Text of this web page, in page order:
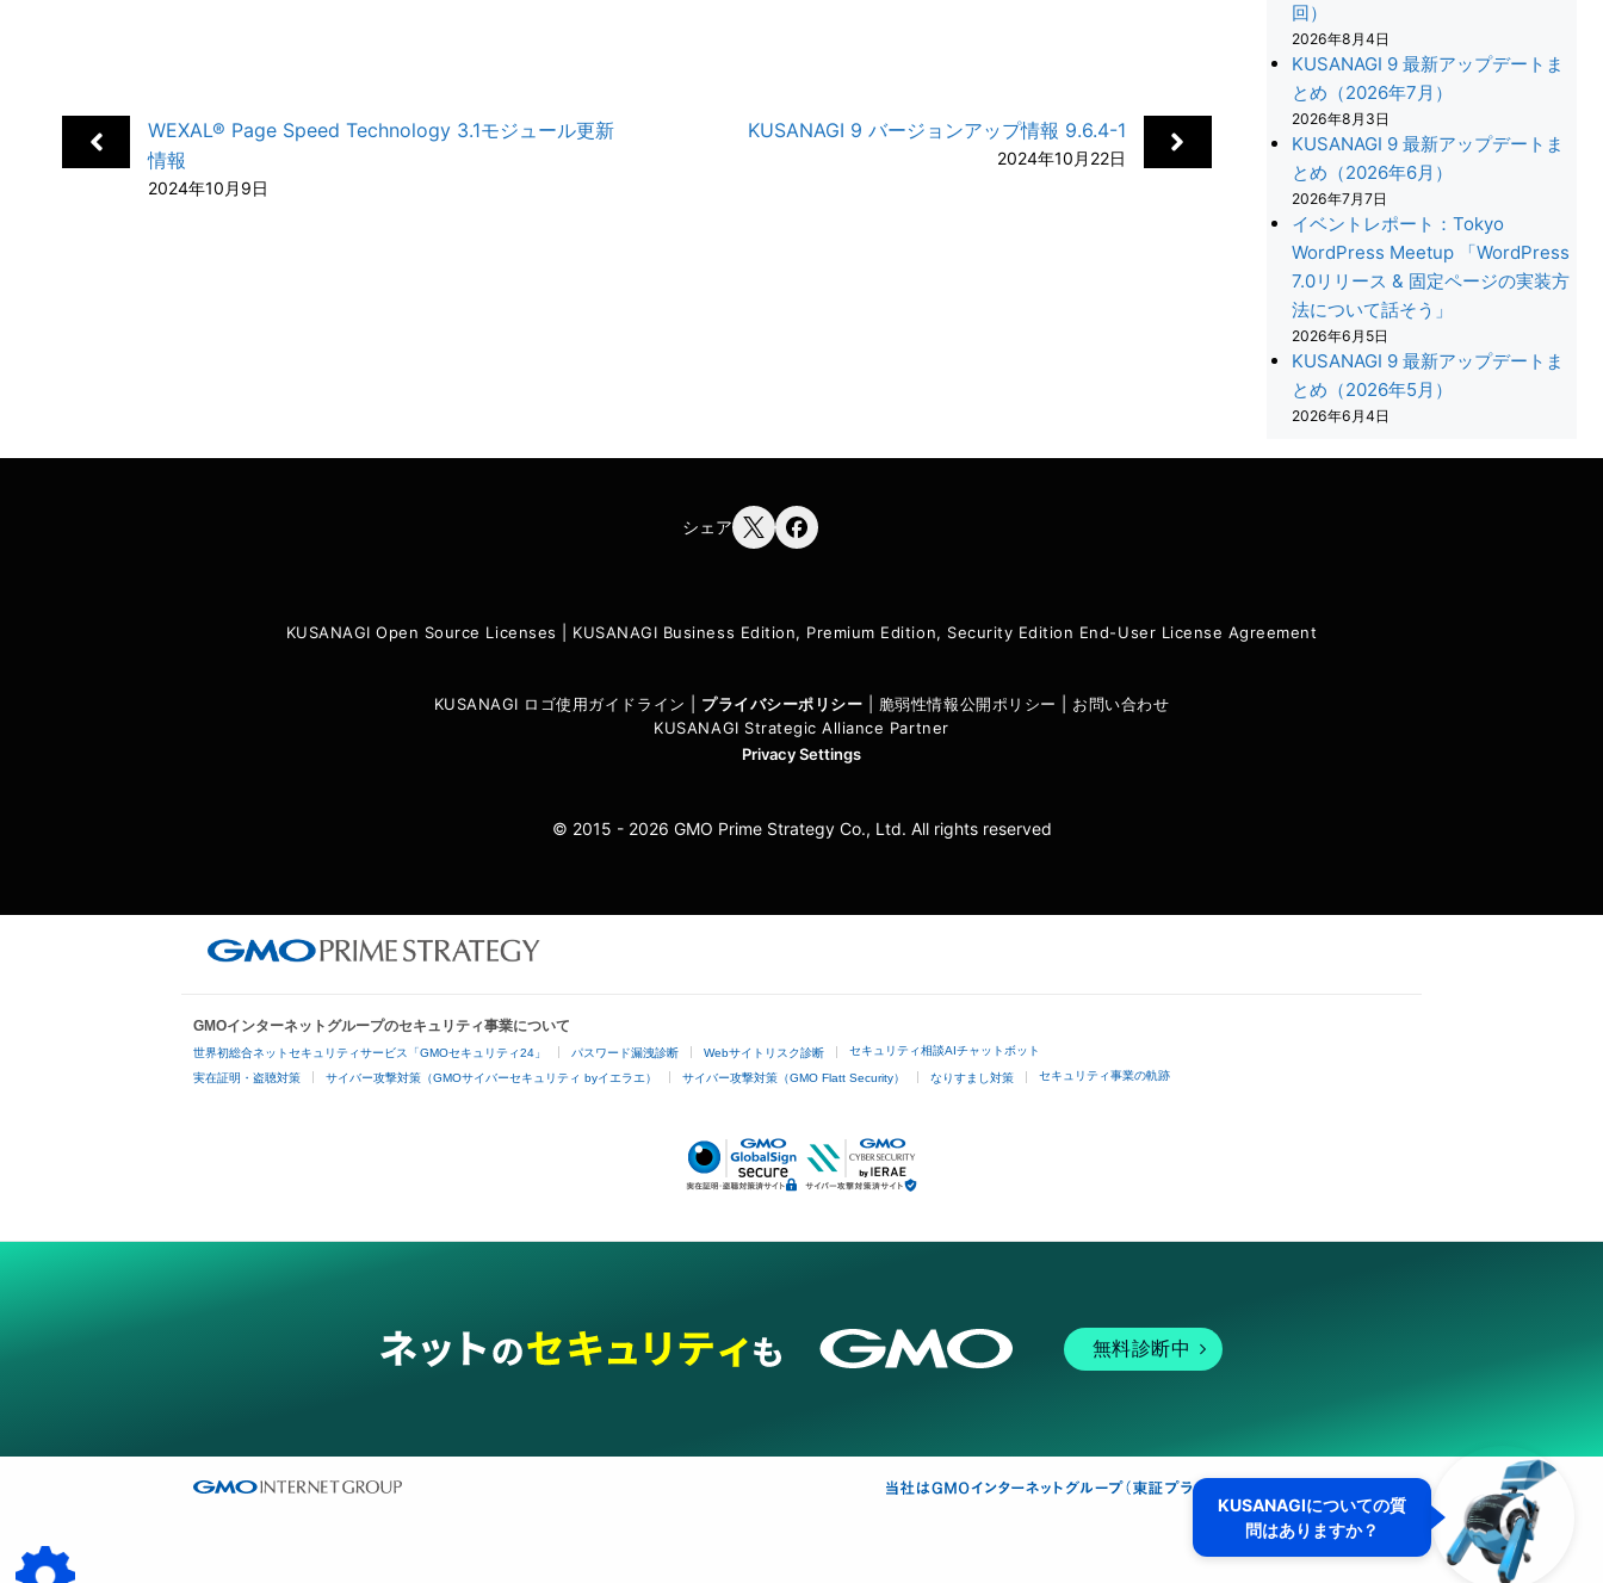
o
o
d
n
a
t
WEXAL® Page Speed Technology 3.1モジュール更新
情報
2024年10月9日
KUSANAGI 9 バージョンアップ情報 9.6.4-1
2024年10月22日
回）
2026年8月4日
KUSANAGI 9 最新アップデートま
とめ（2026年7月）
2026年8月3日
KUSANAGI 9 最新アップデートま
とめ（2026年6月）
2026年7月7日
イベントレポート：Tokyo
WordPress Meetup 「WordPress
7.0リリース & 固定ページの実装方
法について話そう」
2026年6月5日
KUSANAGI 9 最新アップデートま
とめ（2026年5月）
2026年6月4日
シェア
KUSANAGI Open Source Licenses KUSANAGI Business Edition, Premium Edition, Security Edition End-User License Agreement
KUSANAGI ロゴ使用ガイドライン プライバシーポリシー 脆弱性情報公開ポリシー
お問い合わせ
KUSANAGI Strategic Alliance Partner
Privacy Settings
© 2015 - 2026 GMO Prime Strategy Co., Ltd. All rights reserved
GMOインターネットグループのセキュリティ事業について
世界初総合ネットセキュリティサービス「GMOセキュリティ24」 パスワード漏洩診断 Webサイトリスク診断 セキュリティ相談AIチャットボット
実在証明・盗聴対策 サイバー攻撃対策（GMOサイバーセキュリティ byイエラエ） サイバー攻撃対策（GMO Flatt Security） なりすまし対策 セキュリティ事業の軌跡
無料診断中
KUSANAGIについての質
問はありますか？